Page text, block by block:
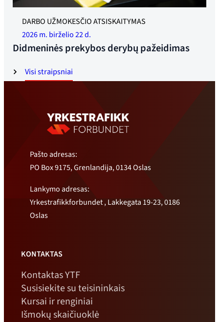
Visi straipsniai
DARBO UŽMOKESČIO ATSISKAITYMAS
2026 m. birželio 22 d.
Didmeninės prekybos derybų pažeidimas
Pašto adresas:
PO Box 9175, Grenlandija, 0134 Oslas
Lankymo adresas:
Yrkestrafikkforbundet , Lakkegata 19-23, 0186
Oslas
KONTAKTAS
Kontaktas YTF
Susisiekite su teisininkais
Kursai ir renginiai
Išmokų skaičiuoklė